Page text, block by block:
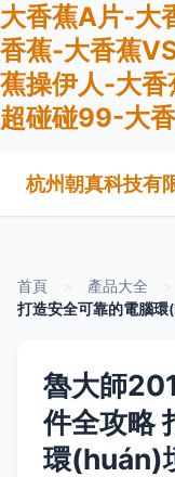
大香蕉A片-大
香蕉-大香蕉
蕉操伊人-大
超碰碰99-大
杭州朝真科技有
首頁 產品大全
打造安全可靠的電腦環
魯大師
件全攻略
環(huán)